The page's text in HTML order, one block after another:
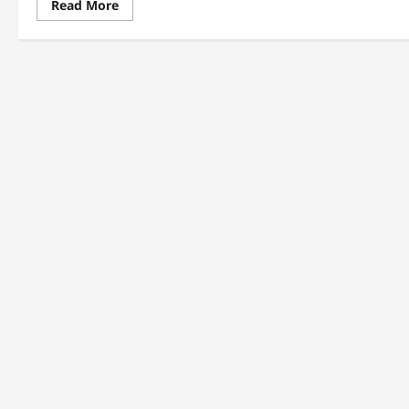
Read MoreRead
more
ବାଲିଗୁଡ଼ାରେ